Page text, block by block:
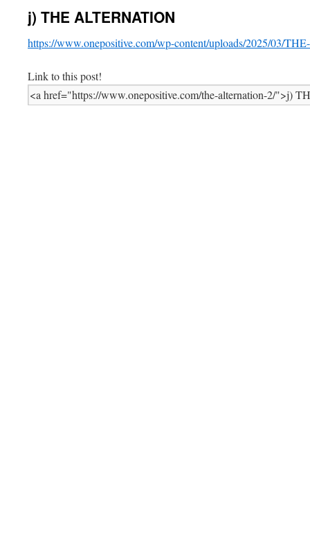
j) THE ALTERNATION
https://www.onepositive.com/wp-content/uploads/2025/03/
Link to this post!